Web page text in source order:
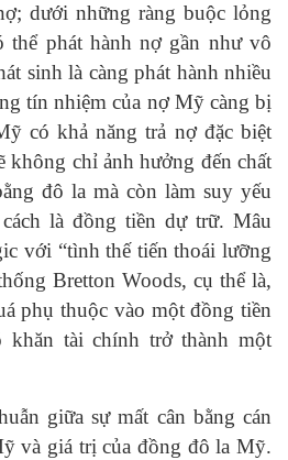
dưới những ràng buộc lỏng
phát hành nợ gần như vô
sinh là càng phát hành nhiều
tín nhiệm của nợ Mỹ càng bị
có khả năng trả nợ đặc biệt
không chỉ ảnh hưởng đến chất
đô la mà còn làm suy yếu
là đồng tiền dự trữ. Mâu
với “tình thế tiến thoái lưỡng
Bretton Woods, cụ thể là,
phụ thuộc vào một đồng tiền
tài chính trở thành một
giữa sự mất cân bằng cán
và giá trị của đồng đô la Mỹ.